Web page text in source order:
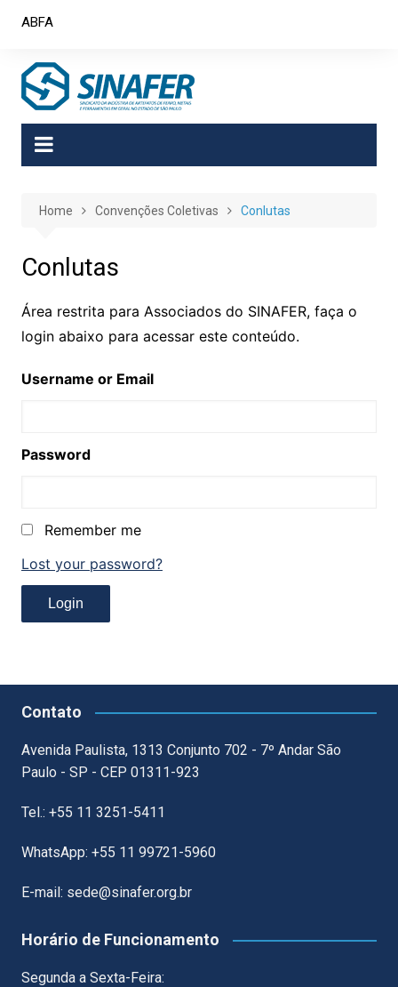
ABFA
Home Convenções Coletivas Conlutas
Conlutas
Área restrita para Associados do SINAFER, faça o
login abaixo para acessar este conteúdo.
Username or Email
Password
Remember me
Lost your password?
Contato
Avenida Paulista, 1313 Conjunto 702 - 7º Andar São
Paulo - SP - CEP 01311-923
Tel.: +55 11 3251-5411
WhatsApp: +55 11 99721-5960
E-mail: sede@sinafer.org.br
Horário de Funcionamento
Segunda a Sexta-Feira: